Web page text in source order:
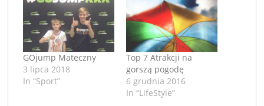
GOjump Mateczny
3 lipca 2018
In “Sport”
Top 7 Atrakcji na
gorszą pogodę
6 grudnia 2016
In “LifeStyle”